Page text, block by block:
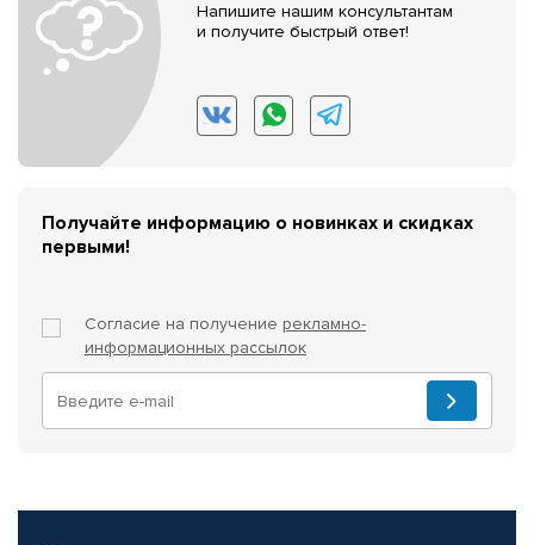
Напишите нашим консультантам
и получите быстрый ответ!
Получайте информацию о новинках и скидках
первыми!
Согласие на получение рекламно-
информационных рассылок